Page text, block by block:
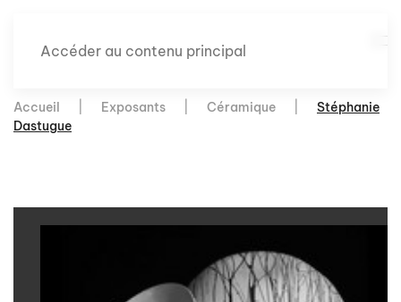
Accéder au contenu principal
Accueil Exposants Céramique
Stéphanie
Dastugue